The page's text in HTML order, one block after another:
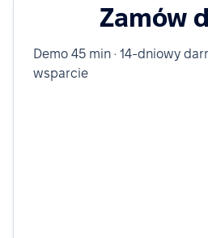
Zamów
Demo 45 min · 14-dniowy
wsparcie